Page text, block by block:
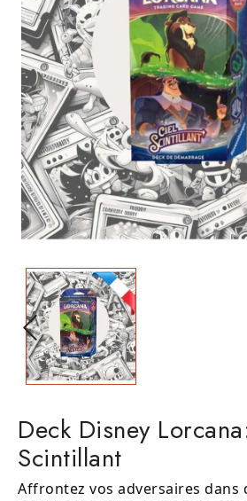
Deck Disney
Scintillant
Affrontez vos adversaires dans